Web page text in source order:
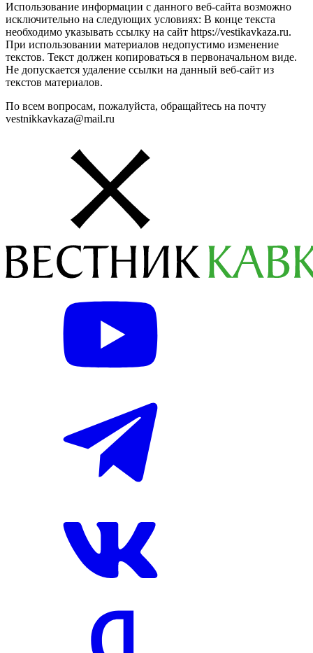
Использование информации с данного веб-сайта возможно
исключительно на следующих условиях: В конце текста
необходимо указывать ссылку на сайт https://vestikavkaza.ru.
При использовании материалов недопустимо изменение
текстов. Текст должен копироваться в первоначальном виде.
Не допускается удаление ссылки на данный веб-сайт из
текстов материалов.
По всем вопросам, пожалуйста, обращайтесь на почту
vestnikkavkaza@mail.ru